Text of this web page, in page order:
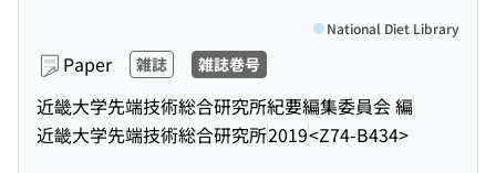
Paper 雑誌 雑誌巻号
近畿大学先端技術総合研究所紀要編集委員会 編
近畿大学先端技術総合研究所2019<Z74-B434>
National Diet Library